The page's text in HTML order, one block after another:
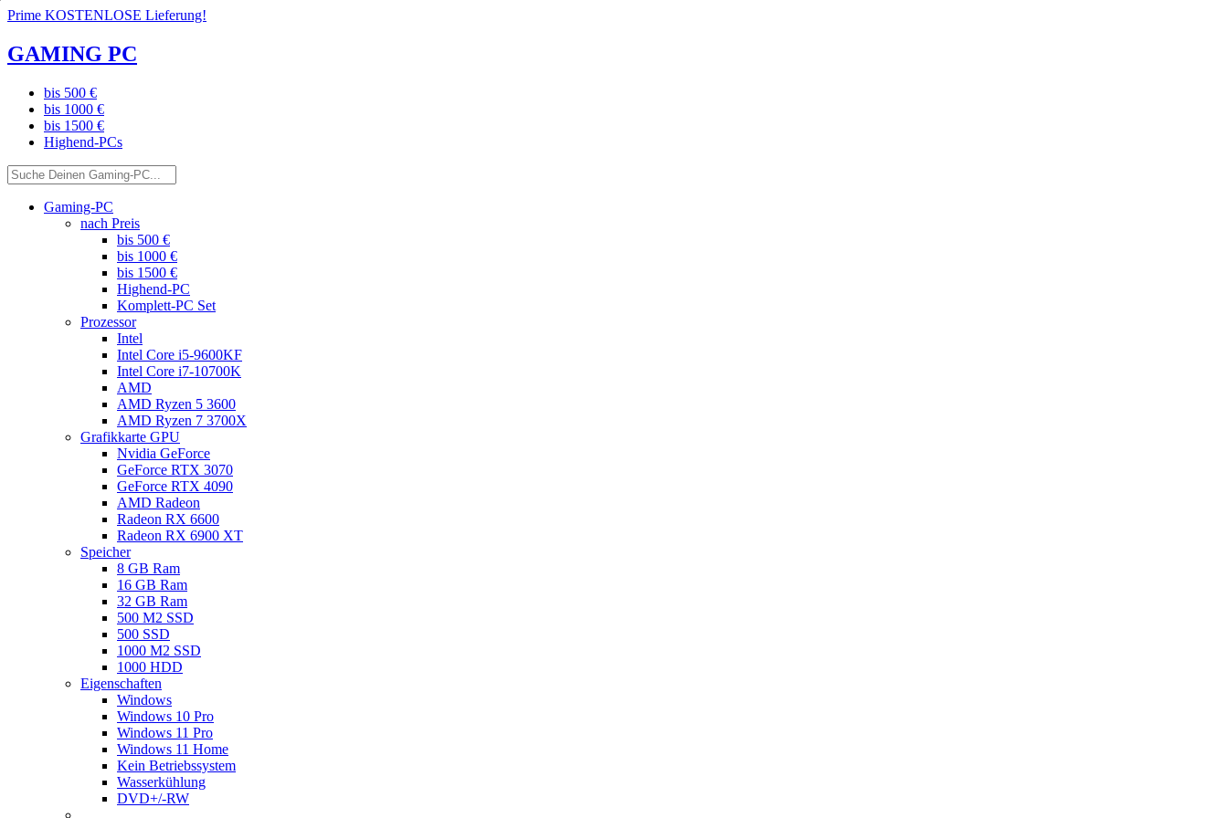
Prime KOSTENLOSE Lieferung!
GAMING PC
bis 500 €
bis 1000 €
bis 1500 €
Highend-PCs
Gaming-PC
nach Preis
bis 500 €
bis 1000 €
bis 1500 €
Highend-PC
Komplett-PC Set
Prozessor
Intel
Intel Core i5-9600KF
Intel Core i7-10700K
AMD
AMD Ryzen 5 3600
AMD Ryzen 7 3700X
Grafikkarte GPU
Nvidia GeForce
GeForce RTX 3070
GeForce RTX 4090
AMD Radeon
Radeon RX 6600
Radeon RX 6900 XT
Speicher
8 GB Ram
16 GB Ram
32 GB Ram
500 M2 SSD
500 SSD
1000 M2 SSD
1000 HDD
Eigenschaften
Windows
Windows 10 Pro
Windows 11 Pro
Windows 11 Home
Kein Betriebssystem
Wasserkühlung
DVD+/-RW